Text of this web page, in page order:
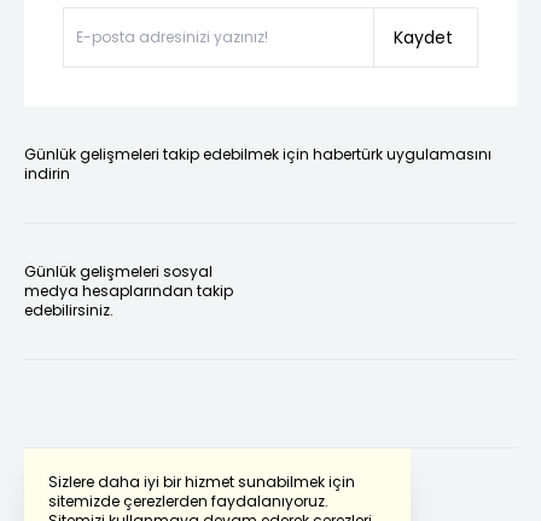
Sizlere daha iyi bir hizmet sunabilmek için
sitemizde çerezlerden faydalanıyoruz.
Kaydet
Günlük gelişmeleri takip edebilmek için habertürk uygulamasını
indirin
Günlük gelişmeleri sosyal
medya hesaplarından takip
edebilirsiniz.